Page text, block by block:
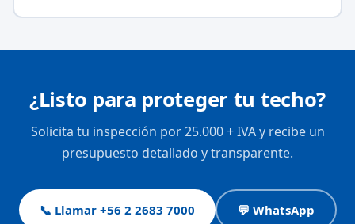
¿Listo para proteger tu techo?
Solicita tu inspección por 25.000 + IVA y recibe un
presupuesto detallado y transparente.
📞 Llamar +56 2 2683 7000 💬 WhatsApp